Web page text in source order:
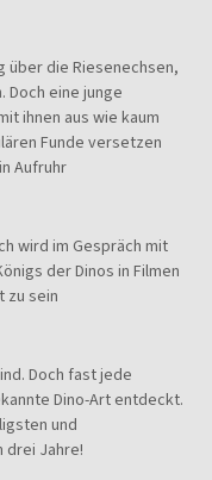
über die Riesenechsen,
Doch eine junge
ihnen aus wie kaum
Funde versetzen
Aufruhr
wird im Gespräch mit
der Dinos in Filmen
zu sein
Doch fast jede
Dino-Art entdeckt.
und
drei Jahre!